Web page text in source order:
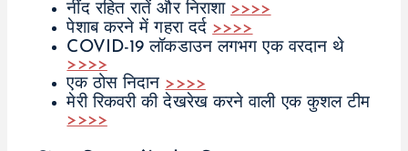
नींद रहित रातें और निराशा >>>>
पेशाब करने में गहरा दर्द >>>>
COVID-19 लॉकडाउन लगभग एक वरदान थे
>>>>
एक ठोस निदान >>>>
मेरी रिकवरी की देखरेख करने वाली एक कुशल टीम
>>>>